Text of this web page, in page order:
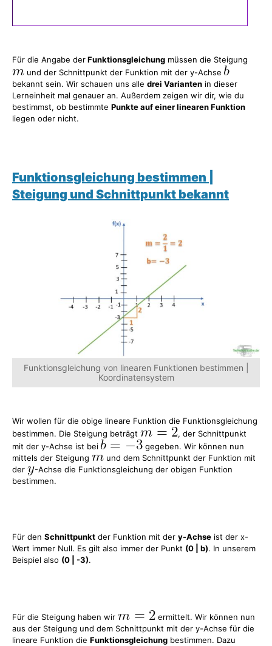
Für die Angabe derFunktionsgleichung müssen die Steigung
und der Schnittpunkt der Funktion mit der y-Achse
bekannt sein. Wir schauen uns alle drei Varianten in dieser
Lerneinheit mal genauer an. Außerdem zeigen wir dir, wie du
bestimmst, ob bestimmte Punkte auf einer linearen Funktion
liegen oder nicht.
Funktionsgleichung bestimmen |
Steigung und Schnittpunkt bekannt
Funktionsgleichung von linearen Funktionen bestimmen |
Koordinatensystem
Wir wollen für die obige lineare Funktion die Funktionsgleichung
bestimmen. Die Steigung beträgt
, der Schnittpunkt
mit der y-Achse ist bei
gegeben. Wir können nun
mittels der Steigung
und dem Schnittpunkt der Funktion mit
der
-Achse die Funktionsgleichung der obigen Funktion
bestimmen.
Für den Schnittpunkt der Funktion mit der y-Achse ist der x-
Wert immer Null. Es gilt also immer der Punkt (0 | b). In unserem
Beispiel also (0 | -3).
Für die Steigung haben wir
ermittelt. Wir können nun
aus der Steigung und dem Schnittpunkt mit der y-Achse für die
lineare Funktion die Funktionsgleichung bestimmen. Dazu